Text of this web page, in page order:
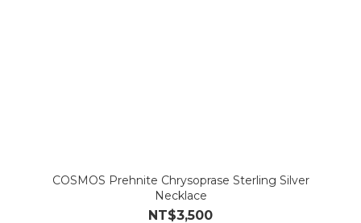
COSMOS Prehnite Chrysoprase Sterling Silver
Necklace
NT$3,500